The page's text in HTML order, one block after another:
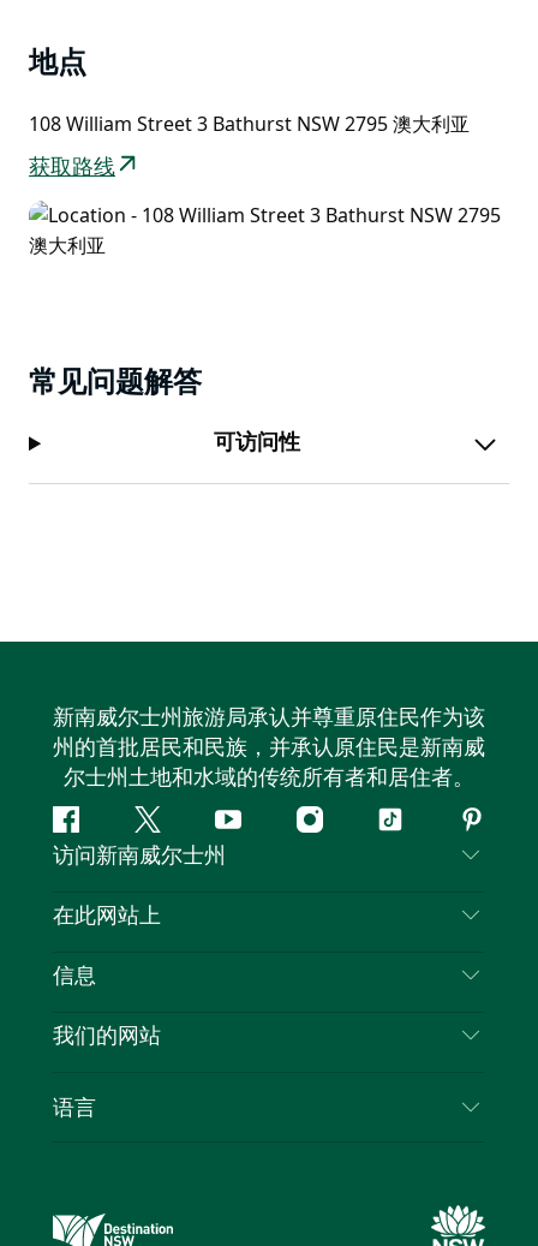
地点
108 William Street 3 Bathurst NSW 2795 澳大利亚
获取路线
常见问题解答
可访问性
新南威尔士州旅游局承认并尊重原住民作为该
州的首批居民和民族，并承认原住民是新南威
尔士州土地和水域的传统所有者和居住者。
Facebook叽
叽
喳
YouTubeInstagram
抖
访问新南威尔士州
联系我们
隐私
Cookie 通知
在此网站上
目的地
新南威尔士州公路旅行
活动
信息
旅行信息
新南威尔士州的商业
我们的网站
新南威尔士州旅游局媒体中心
语言